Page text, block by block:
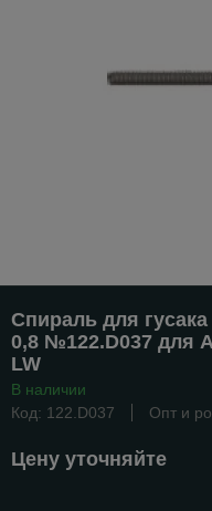
Спираль для
0,8 №122.D037 для
LW
В наличии
Код: 122.D037
Опт и
Цену уточняйте